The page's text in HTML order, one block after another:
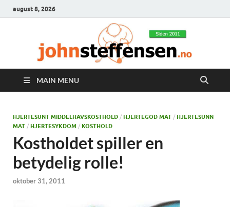
august 8, 2026
MAIN MENU
HJERTESUNT MIDDELHAVSKOSTHOLD / HJERTEGOD MAT / HJERTESUNN
MAT / HJERTESYKDOM / KOSTHOLD
Kostholdet spiller en
betydelig rolle!
oktober 31, 2011